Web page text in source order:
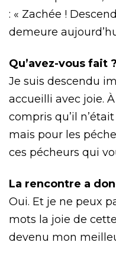
: « Zachée !
demeure
Qu’avez-vous fait ?
Je suis descendu
accueilli avec joie.
compris qu’il
mais pour les
ces pécheurs qui
La rencontre a
Oui. Et je ne peux
mots la joie de
devenu mon